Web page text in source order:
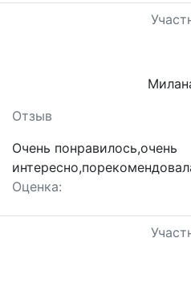
Отзыв
Очень понравилось,очень
Оценка: